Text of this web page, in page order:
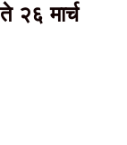
ते २६ मार्च